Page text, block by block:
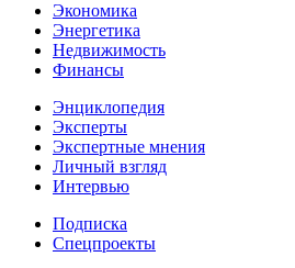
Экономика
Энергетика
Недвижимость
Финансы
Энциклопедия
Эксперты
Экспертные мнения
Личный взгляд
Интервью
Подписка
Спецпроекты